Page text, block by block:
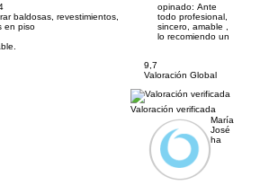
baldosas, revestimientos,
en piso
opinado: Ante
todo profesional,
sincero, amable ,
lo recomiendo un
9,7
Valoración Global
Valoración verificada
María
José
ha